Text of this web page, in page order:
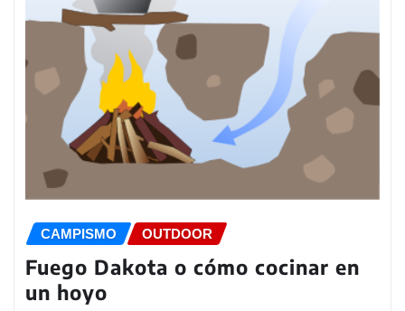
CAMPISMO OUTDOOR
Fuego Dakota o cómo cocinar en
un hoyo